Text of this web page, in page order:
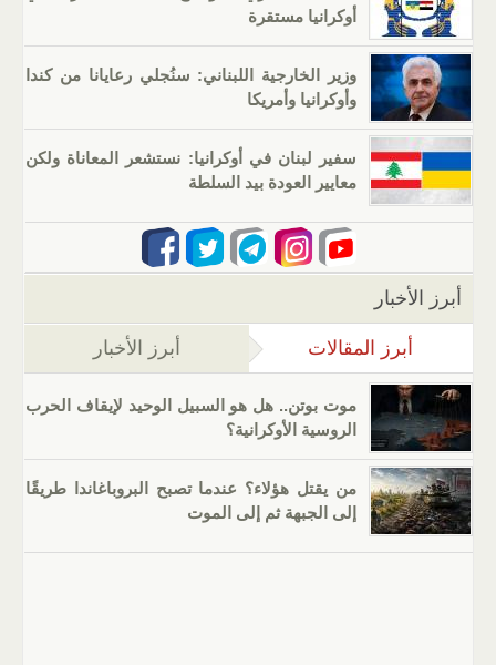
أوكرانيا مستقرة
وزير الخارجية اللبناني: سنُجلي رعايانا من كندا
وأوكرانيا وأمريكا
سفير لبنان في أوكرانيا: نستشعر المعاناة ولكن
معايير العودة بيد السلطة
أبرز الأخبار
أبرز المقالات (علامة التبويب النشطة)
أبرز الأخبار
موت بوتن.. هل هو السبيل الوحيد لإيقاف الحرب
الروسية الأوكرانية؟
من يقتل هؤلاء؟ عندما تصبح البروباغاندا طريقًا
إلى الجبهة ثم إلى الموت